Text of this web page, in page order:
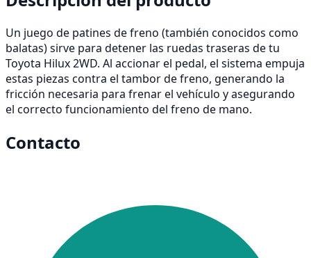
Un juego de patines de freno (también conocidos como
balatas) sirve para detener las ruedas traseras de tu
Toyota Hilux 2WD. Al accionar el pedal, el sistema empuja
estas piezas contra el tambor de freno, generando la
fricción necesaria para frenar el vehículo y asegurando
el correcto funcionamiento del freno de mano.
Contacto